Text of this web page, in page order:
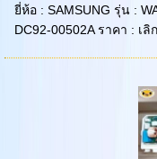
ยี่ห้อ : SAMSUNG รุ่น :
DC92-00502A ราคา : เลิก